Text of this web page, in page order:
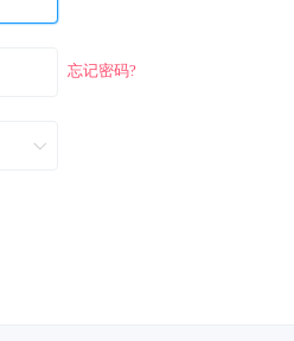
忘记密码?